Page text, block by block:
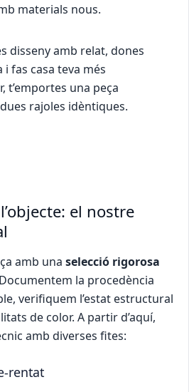
materials nous.
disseny amb relat, dones
i fas casa teva més
t’emportes una peça
rajoles idèntiques.
el nostre
amb una selecció rigorosa
la procedència
verifiquem l’estat estructural
de color. A partir d’aquí,
amb diverses fites:
rentat